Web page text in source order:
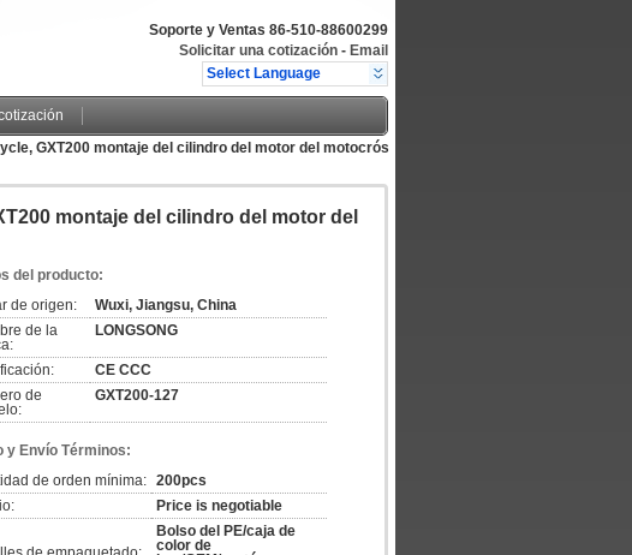
Soporte y Ventas 86-510-88600299
Solicitar una cotización - Email
Select Language
GXT200 montaje del cilindro del motor del motocrós
montaje del cilindro del motor del
del producto:
de origen:
Wuxi, Jiangsu, China
de la
LONGSONG
CE CCC
de
GXT200-127
y Envío Términos:
de orden mínima: 200pcs
Price is negotiable
Bolso del PE/caja de
color de